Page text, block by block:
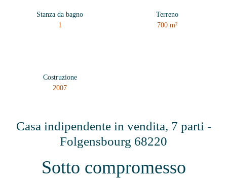
Stanza da bagno
1
Terreno
700 m²
Costruzione
2007
Casa indipendente in vendita, 7 parti -
Folgensbourg 68220
Sotto compromesso